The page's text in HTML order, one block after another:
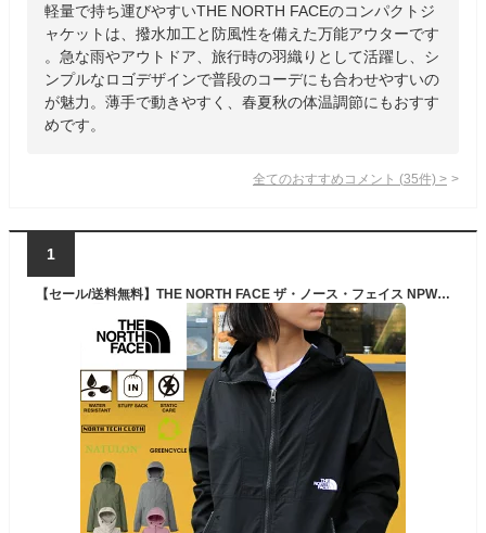
軽量で持ち運びやすいTHE NORTH FACEのコンパクトジ
ャケットは、撥水加工と防風性を備えた万能アウターです
。急な雨やアウトドア、旅行時の羽織りとして活躍し、シ
ンプルなロゴデザインで普段のコーデにも合わせやすいの
が魅力。薄手で動きやすく、春夏秋の体温調節にもおすす
めです。
全てのおすすめコメント (35件) >
1
【セール/送料無料】THE NORTH FACE ザ・ノース・フェイス NPW72230 NPW72530 COMPACT JACKET (レディース)【20%OFF】 コンパクトジャケット ウインドブレーカー 撥水 防風 刺繍 ロゴ マウンテンパーカー アウトドア アウター キャンプ ウィメンズ ウーマン 定番 国内正規